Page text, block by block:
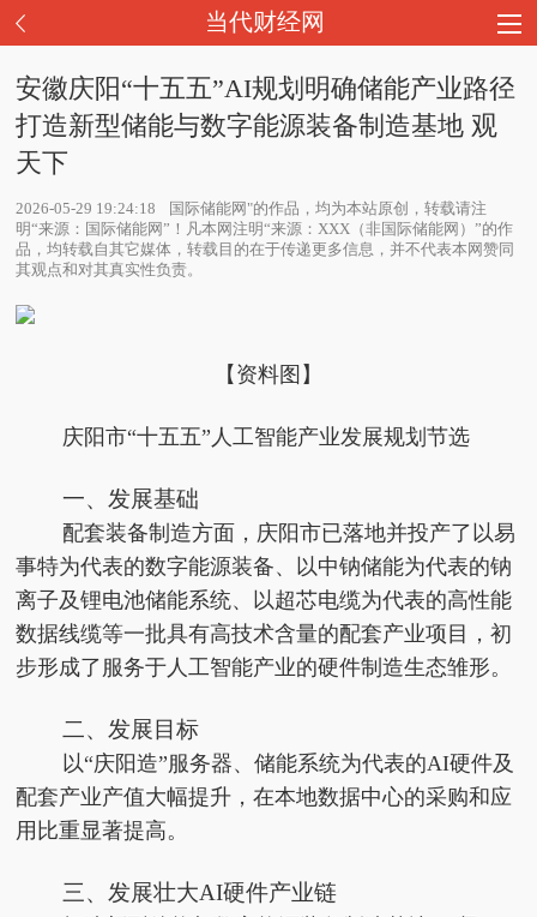
当代财经网
安徽庆阳“十五五”AI规划明确储能产业路径
打造新型储能与数字能源装备制造基地 观
天下
2026-05-29 19:24:18
国际储能网"的作品，均为本站原创，转载请注
明“来源：国际储能网”！凡本网注明“来源：XXX（非国际储能网）”的作
品，均转载自其它媒体，转载目的在于传递更多信息，并不代表本网赞同
其观点和对其真实性负责。
【资料图】
庆阳市“十五五”人工智能产业发展规划节选
一、发展基础
配套装备制造方面，庆阳市已落地并投产了以易
事特为代表的数字能源装备、以中钠储能为代表的钠
离子及锂电池储能系统、以超芯电缆为代表的高性能
数据线缆等一批具有高技术含量的配套产业项目，初
步形成了服务于人工智能产业的硬件制造生态雏形。
二、发展目标
以“庆阳造”服务器、储能系统为代表的AI硬件及
配套产业产值大幅提升，在本地数据中心的采购和应
用比重显著提高。
三、发展壮大AI硬件产业链